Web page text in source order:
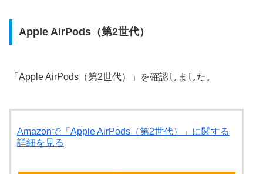
Apple AirPods（第2世代）
「Apple AirPods（第2世代）」を確認しました。
Amazonで「Apple AirPods（第2世代）」に関する
詳細を見る